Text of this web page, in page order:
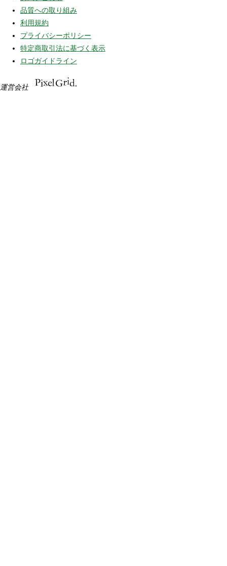
品質への取り組み
利用規約
プライバシーポリシー
特定商取引法に基づく表示
ロゴガイドライン
運営会社